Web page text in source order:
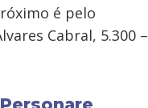
é pelo
Cabral, 5.300 –